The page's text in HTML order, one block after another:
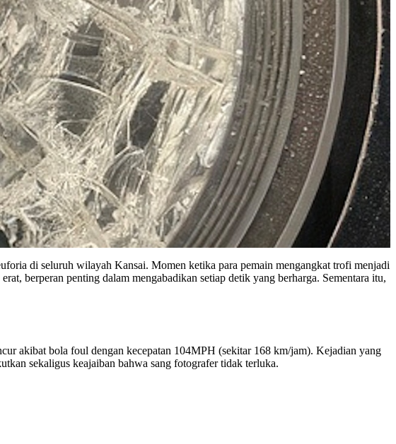
di seluruh wilayah Kansai. Momen ketika para pemain mengangkat trofi menjadi
berperan penting dalam mengabadikan setiap detik yang berharga. Sementara itu,
akibat bola foul dengan kecepatan 104MPH (sekitar 168 km/jam). Kejadian yang
sekaligus keajaiban bahwa sang fotografer tidak terluka.